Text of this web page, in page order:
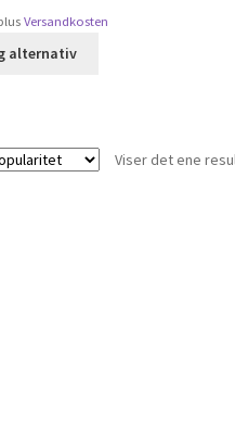
Versandkosten
alternativ
Alternativene
Viser det ene